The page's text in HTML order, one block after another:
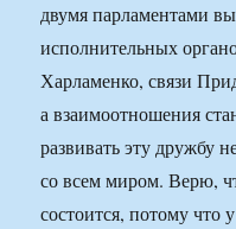
двумя парламентами
исполнительных
Харламенко, связи
а взаимоотношения
развивать эту дружбу
со всем миром. Верю,
состоится, потому что